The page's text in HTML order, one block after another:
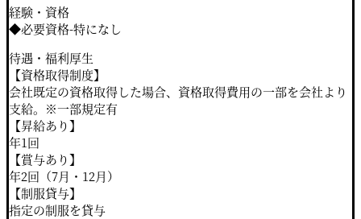
経験・資格
◆必要資格-特になし
待遇・福利厚生
【資格取得制度】
会社既定の資格取得した場合、資格取得費用の一部を会社より
支給。※一部規定有
【昇給あり】
年1回
【賞与あり】
年2回（7月・12月）
【制服貸与】
指定の制服を貸与